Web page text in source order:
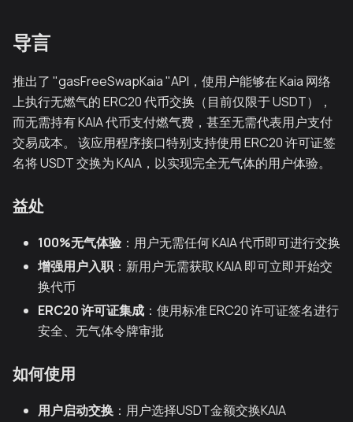
导言
推出了 "gasFreeSwapKaia "API，使用户能够在 Kaia 网络
上执行无燃气的 ERC20 代币交换（目前仅限于 USDT），
而无需持有 KAIA 代币支付燃气费，甚至无需代表用户支付
交易成本。 该应用程序接口特别支持使用 ERC20 许可证签
名将 USDT 交换为 KAIA，以实现完全无气体的用户体验。
益处
100%无气体验 ：用户无需任何 KAIA 代币即可进行交换
增强用户入职 ：新用户无需获取 KAIA 即可立即开始交
换代币
ERC20 许可证集成 ：使用标准 ERC20 许可证签名进行
安全、无气体令牌审批
如何使用
用户启动交换 ：用户选择USDT金额交换KAIA